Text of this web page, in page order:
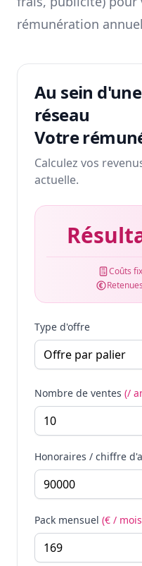
rémunération
Au sein
réseau
Votre
Calculez vos
actuelle.
Coûts
Type d'offre
Nombre de ventes (/
Honoraires / chiffre
Pack mensuel (€ /